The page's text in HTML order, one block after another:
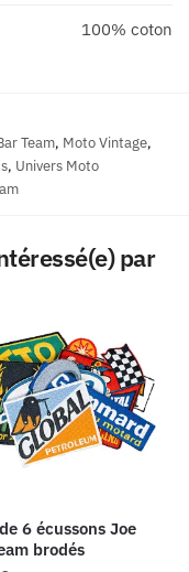
100% coton
Team, Moto Vintage,
, Univers Moto
par
6 écussons Joe
brodés